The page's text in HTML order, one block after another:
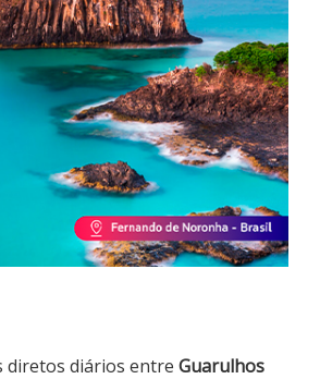
diretos diários entre Guarulhos